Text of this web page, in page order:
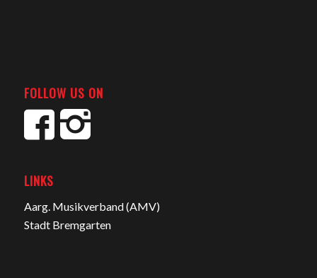
FOLLOW US ON
LINKS
Aarg. Musikverband (AMV)
Stadt Bremgarten